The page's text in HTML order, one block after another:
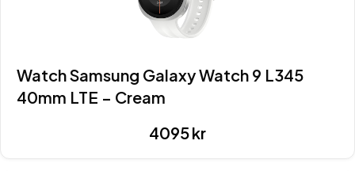
Watch Samsung Galaxy Watch 9 L345
40mm LTE – Cream
4095kr